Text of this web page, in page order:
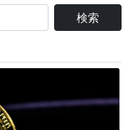
検索